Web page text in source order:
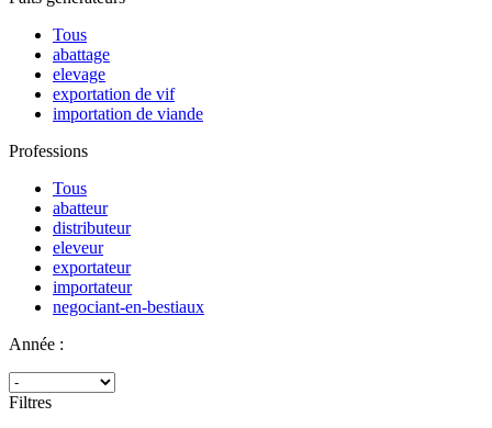
Tous
abattage
elevage
exportation de vif
importation de viande
Professions
Tous
abatteur
distributeur
eleveur
exportateur
importateur
negociant-en-bestiaux
Année :
Filtres